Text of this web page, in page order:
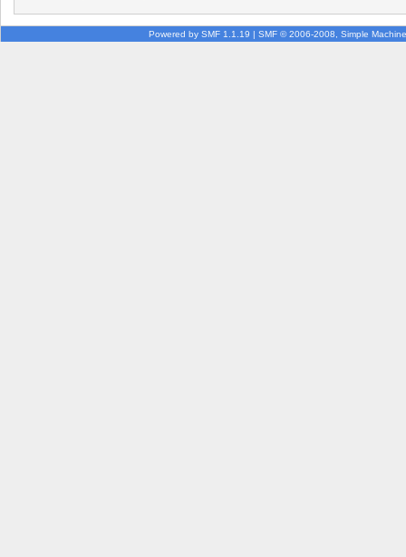
Powered by SMF 1.1.19 | SMF © 2006-2008, Simple